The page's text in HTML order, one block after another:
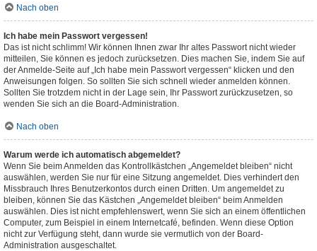
Nach oben
Ich habe mein Passwort vergessen!
Das ist nicht schlimm! Wir können Ihnen zwar Ihr altes Passwort nicht wieder
mitteilen, Sie können es jedoch zurücksetzen. Dies machen Sie, indem Sie auf
der Anmelde-Seite auf „Ich habe mein Passwort vergessen“ klicken und den
Anweisungen folgen. So sollten Sie sich schnell wieder anmelden können.
Sollten Sie trotzdem nicht in der Lage sein, Ihr Passwort zurückzusetzen, so
wenden Sie sich an die Board-Administration.
Nach oben
Warum werde ich automatisch abgemeldet?
Wenn Sie beim Anmelden das Kontrollkästchen „Angemeldet bleiben“ nicht
auswählen, werden Sie nur für eine Sitzung angemeldet. Dies verhindert den
Missbrauch Ihres Benutzerkontos durch einen Dritten. Um angemeldet zu
bleiben, können Sie das Kästchen „Angemeldet bleiben“ beim Anmelden
auswählen. Dies ist nicht empfehlenswert, wenn Sie sich an einem öffentlichen
Computer, zum Beispiel in einem Internetcafé, befinden. Wenn diese Option
nicht zur Verfügung steht, dann wurde sie vermutlich von der Board-
Administration ausgeschaltet.